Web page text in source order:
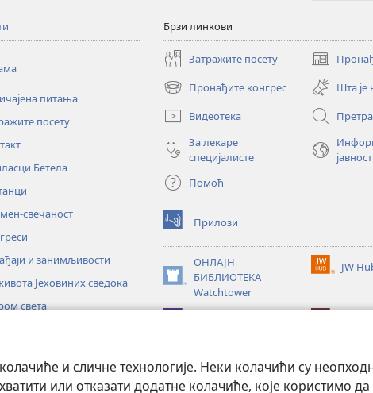
и сличне технологије. Неки колачићи су
или отказати додатне колачиће, које користимо
питања
посету
Бетела
свечаност
и занимљивости
Јеховиних сведока
света
Брзи линкови
Затражите посету
(отвара
нови
прозор)
Пронађите конгрес
(отвара
нови
прозор)
Шта је
Видеотека
За лекаре
специјалисте
јавност
Помоћ
Прилози
(отвара
нови
прозор)ОНЛАЈН
БИБЛИОТЕКА
Watchtower
(отвара
прозор)
JW
(отвара